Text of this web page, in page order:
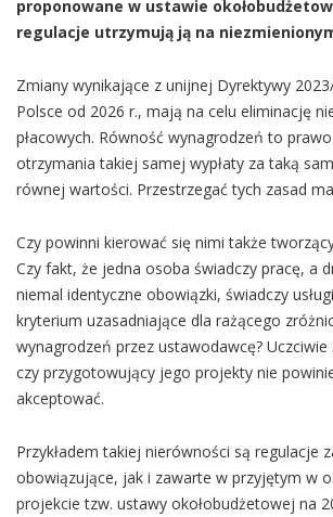
proponowane w ustawie
regulacje utrzymują ją na
Zmiany wynikające z unijnej Dyrektywy
Polsce od 2026 r., mają na celu eliminację
płacowych. Równość wynagrodzeń to
otrzymania takiej samej wypłaty za taką
równej wartości. Przestrzegać tych zasad
Czy powinni kierować się nimi także
Czy fakt, że jedna osoba świadczy pracę, a
niemal identyczne obowiązki, świadczy
kryterium uzasadniające dla rażącego
wynagrodzeń przez ustawodawcę?
czy przygotowujący jego projekty nie
akceptować.
Przykładem takiej nierówności są regulacje
obowiązujące, jak i zawarte w przyjętym w
projekcie tzw. ustawy okołobudżetowej na